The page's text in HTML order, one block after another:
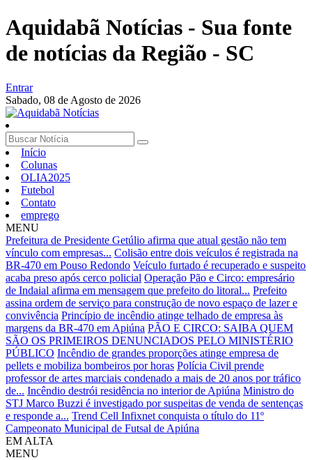
Aquidabã Notícias - Sua fonte
de notícias da Região - SC
Entrar
Sabado, 08 de Agosto de 2026
Início
Colunas
OLIA2025
Futebol
Contato
emprego
MENU
Prefeitura de Presidente Getúlio afirma que atual gestão não tem
vínculo com empresas... Colisão entre dois veículos é registrada na
BR-470 em Pouso Redondo Veículo furtado é recuperado e suspeito
acaba preso após cerco policial Operação Pão e Circo: empresário
de Indaial afirma em mensagem que prefeito do litoral... Prefeito
assina ordem de serviço para construção de novo espaço de lazer e
convivência Princípio de incêndio atinge telhado de empresa às
margens da BR-470 em Apiúna PÃO E CIRCO: SAIBA QUEM
SÃO OS PRIMEIROS DENUNCIADOS PELO MINISTÉRIO
PÚBLICO Incêndio de grandes proporções atinge empresa de
pellets e mobiliza bombeiros por horas Polícia Civil prende
professor de artes marciais condenado a mais de 20 anos por tráfico
de... Incêndio destrói residência no interior de Apiúna Ministro do
STJ Marco Buzzi é investigado por suspeitas de venda de sentenças
e responde a... Trend Cell Infixnet conquista o título do 11º
Campeonato Municipal de Futsal de Apiúna
EM ALTA
MENU